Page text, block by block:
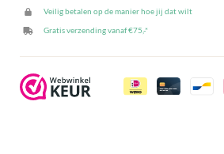
groen
aantal
Veilig betalen op de manier hoe jij dat wilt
Gratis verzending vanaf €75,-*